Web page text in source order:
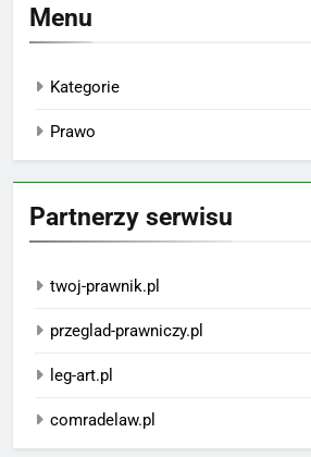
Menu
Kategorie
Prawo
Partnerzy serwisu
twoj-prawnik.pl
przeglad-prawniczy.pl
leg-art.pl
comradelaw.pl